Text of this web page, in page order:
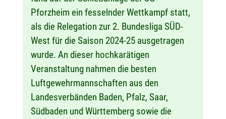
Pforzheim ein fesselnder Wettkampf statt,
als die Relegation zur 2. Bundesliga SÜD-
West für die Saison 2024-25 ausgetragen
wurde. An dieser hochkarätigen
Veranstaltung nahmen die besten
Luftgewehrmannschaften aus den
Landesverbänden Baden, Pfalz, Saar,
Südbaden und Württemberg sowie die